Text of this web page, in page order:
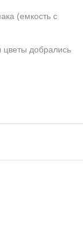
(емкость с
добрались